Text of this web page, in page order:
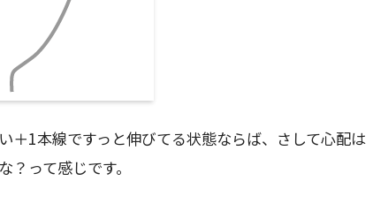
＋1本線ですっと伸びてる状態ならば、さして心配は
って感じです。